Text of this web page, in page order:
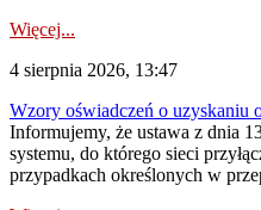
Więcej...
4 sierpnia 2026, 13:47
Wzory oświadczeń o uzyskaniu
Informujemy, że ustawa z dnia
systemu, do którego sieci
przypadkach określonych w